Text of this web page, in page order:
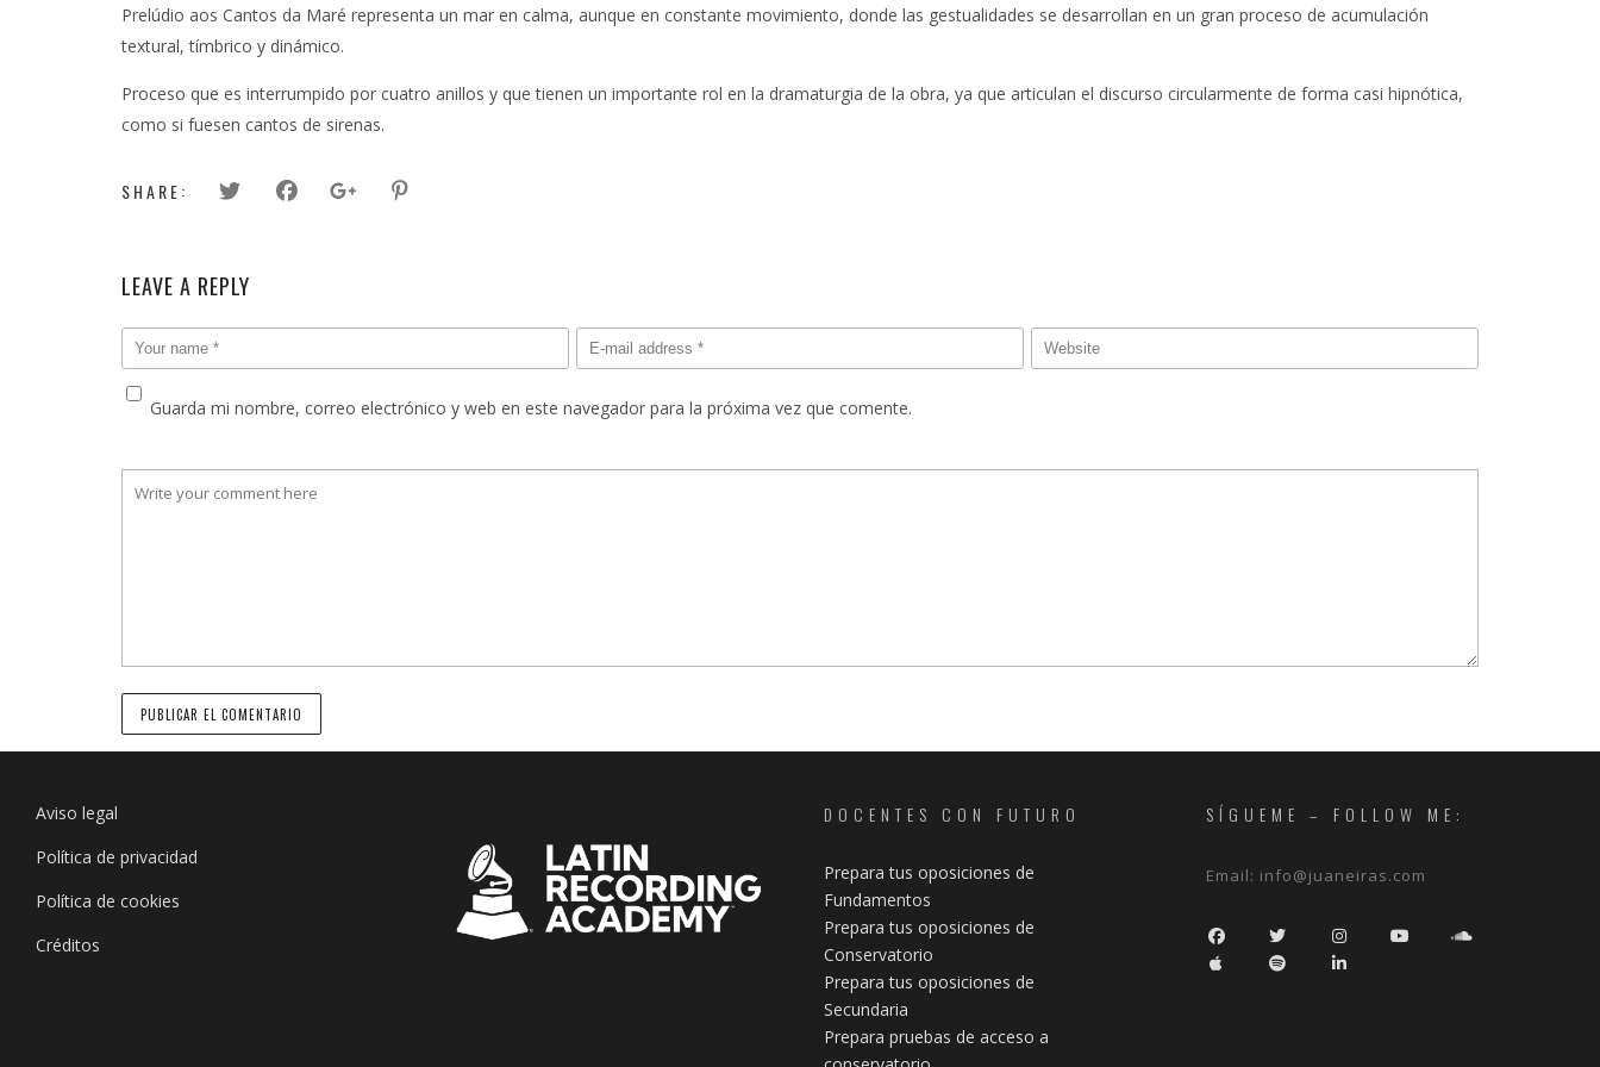
Prelúdio aos Cantos da Maré representa un mar en calma, aunque en constante movimiento, donde las gestualidades se desarrollan en un gran proceso de acumulación
textural, tímbrico y dinámico.
Proceso que es interrumpido por cuatro anillos y que tienen un importante rol en la dramaturgia de la obra, ya que articulan el discurso circularmente de forma casi hipnótica,
como si fuesen cantos de sirenas.
SHARE:
LEAVE A REPLY
Guarda mi nombre, correo electrónico y web en este navegador para la próxima vez que comente.
Aviso legal
Política de privacidad
Política de cookies
Créditos
DOCENTES CON FUTURO
Prepara tus oposiciones de
Fundamentos
Prepara tus oposiciones de
Conservatorio
Prepara tus oposiciones de
Secundaria
Prepara pruebas de acceso a
SÍGUEME – FOLLOW ME:
Email: info@juaneiras.com